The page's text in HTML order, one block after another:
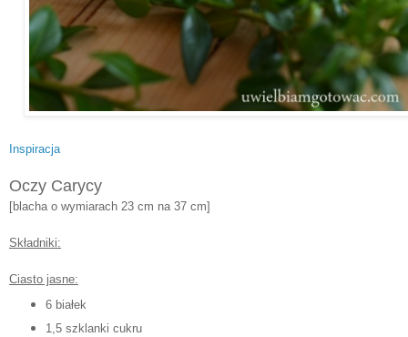
Inspiracja
Oczy Carycy
[blacha o wymiarach 23 cm na 37 cm]
Składniki:
Ciasto jasne:
6 białek
1,5 szklanki cukru